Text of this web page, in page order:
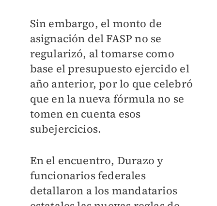
Sin embargo, el monto de
asignación del FASP no se
regularizó, al tomarse como
base el presupuesto ejercido el
año anterior, por lo que celebró
que en la nueva fórmula no se
tomen en cuenta esos
subejercicios.
En el encuentro, Durazo y
funcionarios federales
detallaron a los mandatarios